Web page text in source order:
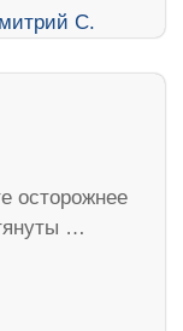
осторожнее
…